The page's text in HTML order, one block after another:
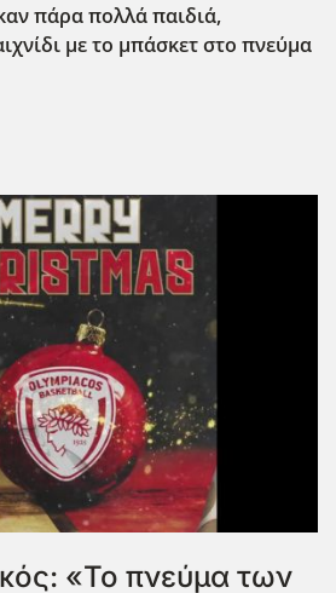
πάρα πολλά παιδιά,
με το μπάσκετ στο πνεύμα
«Το πνεύμα των